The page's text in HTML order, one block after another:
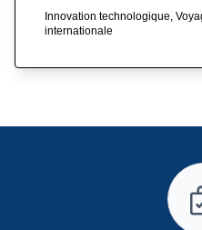
Innovation technologique,
internationale